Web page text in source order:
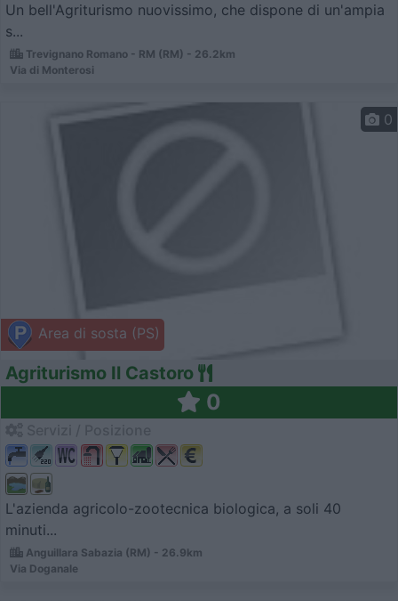
Un bell'Agriturismo nuovissimo, che dispone di un'ampia
s...
Trevignano Romano - RM (RM) - 26.2km
Via di Monterosi
Area di sosta (PS)
0
Agriturismo Il Castoro
0
L'azienda agricolo-zootecnica biologica, a soli 40
minuti...
Anguillara Sabazia (RM) - 26.9km
Via Doganale